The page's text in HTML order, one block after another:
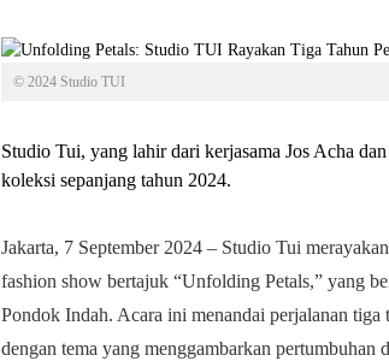
© 2024 Studio TUI
Studio Tui, yang lahir dari kerjasama Jos Acha
koleksi sepanjang tahun 2024.
Jakarta, 7 September 2024 – Studio Tui
fashion show bertajuk “Unfolding Petals,” yang
Pondok Indah. Acara ini menandai perjalanan
dengan tema yang menggambarkan pertumbuhan